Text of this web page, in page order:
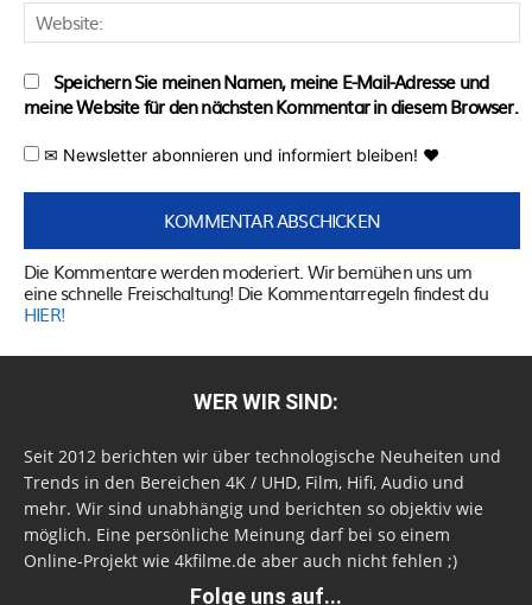
Speichern Sie meinen Namen, meine E-Mail-Adresse und
meine Website für den nächsten Kommentar in diesem Browser.
✉ Newsletter abonnieren und informiert bleiben! ♥
Die Kommentare werden moderiert. Wir bemühen uns um
eine schnelle Freischaltung! Die Kommentarregeln findest du
HIER!
WER WIR SIND:
Seit 2012 berichten wir über technologische Neuheiten und
Trends in den Bereichen 4K / UHD, Film, Hifi, Audio und
mehr. Wir sind unabhängig und berichten so objektiv wie
möglich. Eine persönliche Meinung darf bei so einem
Online-Projekt wie 4kfilme.de aber auch nicht fehlen ;)
Folge uns auf...